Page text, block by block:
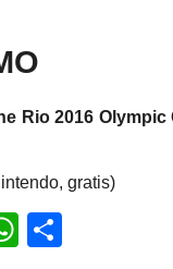
Rio 2016 Olympic
gratis)
WhatsApp